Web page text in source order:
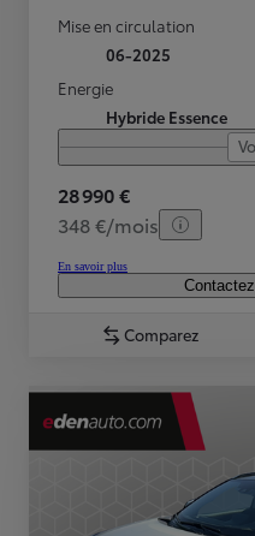
Mise en circulation
06-2025
Energie
Hybride Essence
28 990 €
348 €/mois
En savoir plus
Comparez